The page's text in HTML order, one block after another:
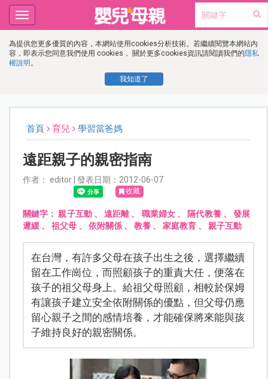
為提供您更多優質的內容，本網站使用cookies分析技術。若繼續閱覽本網站內
容，即表示您同意我們使用 cookies， 關於更多cookies資訊請閱讀我們的隱私
權說明 。
我知道了
Toggle
navigation
首頁 育兒 學習當爸媽
遠距親子的親密指南
作者： editor | 發表日期：2012-06-07
收藏
關鍵字：親子互動、遠距離、 職業婦女 、 隔代教養、 發展
遲緩、 祖父母、 依附關係、 教養、 家庭教育、 親子互動
在台灣，有許多父母在孩子出生之後，選擇繼續
留在工作崗位，而照顧孩子的重責大任，便落在
孩子的祖父母身上。給祖父母照顧，相較於保姆
有讓孩子建立安全依附關係的優點，但父母仍應
留心親子之間的感情培養，才能確保將來能與孩
子維持良好的親密關係。